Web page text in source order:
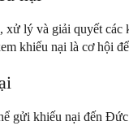
lý và giải quyết
khiếu nại là cơ hội
gửi khiếu nại đến